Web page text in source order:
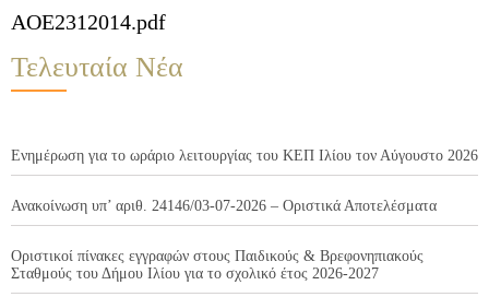
AOE2312014.pdf
Τελευταία Νέα
Ενημέρωση για το ωράριο λειτουργίας του ΚΕΠ Ιλίου τον Αύγουστο 2026
Ανακοίνωση υπ’ αριθ. 24146/03-07-2026 – Οριστικά Αποτελέσματα
Οριστικοί πίνακες εγγραφών στους Παιδικούς & Βρεφονηπιακούς
Σταθμούς του Δήμου Ιλίου για το σχολικό έτος 2026-2027